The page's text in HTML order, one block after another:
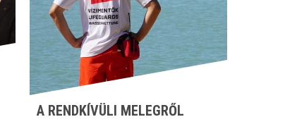
A RENDKÍVÜLI MELEGRŐL